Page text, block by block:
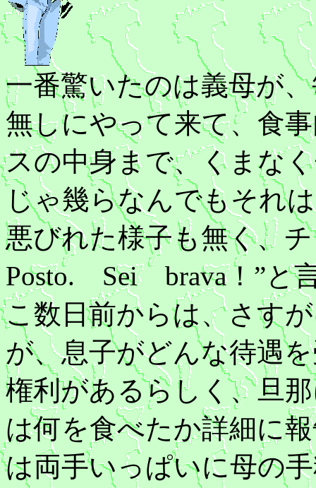
一番驚いたのは義母が
無しにやって来て、食
スの中身まで、くまな
じゃ幾らなんでもそれ
悪びれた様子も無く、
Posto. Sei brava！”と
こ数日前からは、さす
が、息子がどんな待遇
権利があるらしく、旦
は何を食べたか詳細に
は両手いっぱいに母の